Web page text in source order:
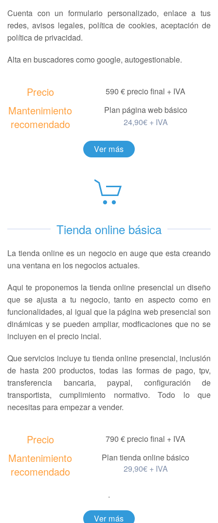
Cuenta con un formulario personalizado, enlace a tus
redes, avisos legales, política de cookies, aceptación de
política de privacidad.
Alta en buscadores como google, autogestionable.
Precio 590 € precio final + IVA
Mantenimiento
recomendado
Plan página web básico
24,90€ + IVA
Ver más
Tienda online básica
La tienda online es un negocio en auge que esta creando
una ventana en los negocios actuales.
Aqui te proponemos la tienda online presencial un diseño
que se ajusta a tu negocio, tanto en aspecto como en
funcionalidades, al igual que la página web presencial son
dinámicas y se pueden ampliar, modficaciones que no se
incluyen en el precio incial.
Que servicios incluye tu tienda online presencial, inclusión
de hasta 200 productos, todas las formas de pago, tpv,
transferencia bancaria, paypal, configuración de
transportista, cumplimiento normativo. Todo lo que
necesitas para empezar a vender.
Precio 790 € precio final + IVA
Mantenimiento
recomendado
Plan tienda online básico
29,90€ + IVA
.
Ver más